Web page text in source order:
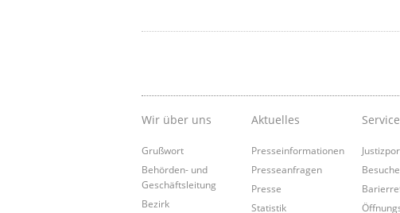
Wir über uns
Grußwort
Behörden- und
Geschäftsleitung
Bezirk
Aktuelles
Presseinformationen
Presseanfragen
Presse
Statistik
Service